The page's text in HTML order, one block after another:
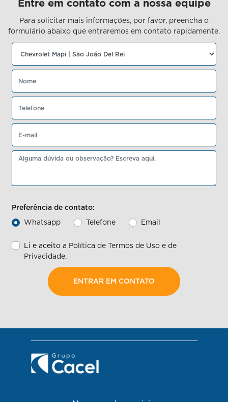
Entre em contato com a nossa equipe
Para solicitar mais informações, por favor, preencha o
formulário abaixo que entraremos em contato rapidamente.
Preferência de contato:
Whatsapp
Telefone Email
Li e aceito a Política de Termos de Uso e de
Privacidade.
ENTRAR EM CONTATO